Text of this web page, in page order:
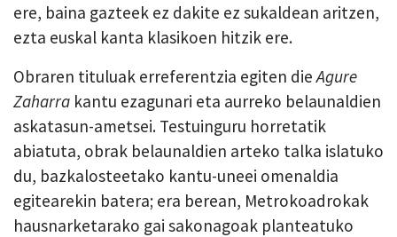
ere, baina gazteek ez dakite ez sukaldean aritzen,
ezta euskal kanta klasikoen hitzik ere.
Obraren tituluak erreferentzia egiten dieAgure
Zaharra kantu ezagunari eta aurreko belaunaldien
askatasun-ametsei. Testuinguru horretatik
abiatuta, obrak belaunaldien arteko talka islatuko
du, bazkalosteetako kantu-uneei omenaldia
egitearekin batera; era berean, Metrokoadrokak
hausnarketarako gai sakonagoak planteatuko